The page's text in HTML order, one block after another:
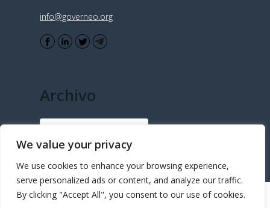
We value your privacy
We use cookies to enhance your browsing experience,
serve personalized ads or content, and analyze our traffic.
By clicking "Accept All", you consent to our use of cookies.
info@governeo.org
Archivo
Archivo